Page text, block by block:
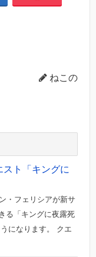
ねこの
スト「キングに
・フェリシアが新サ
る「キングに夜露死
になります。 クエ